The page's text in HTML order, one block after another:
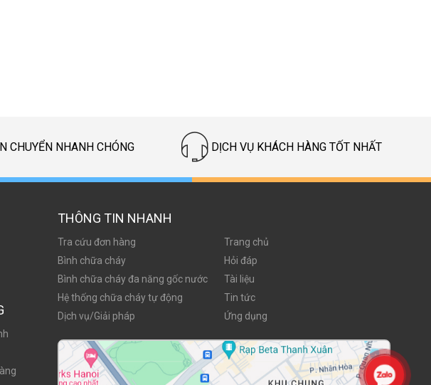
CHUYỂN NHANH CHÓNG DỊCH VỤ KHÁCH HÀNG TỐT NHẤT
THÔNG TIN NHANH
Tra cứu đơn hàng
Trang chủ
Bình chữa cháy
Hỏi đáp
Bình chữa cháy đa năng gốc nước
Tài liệu
Hệ thống chữa cháy tự động
Tin tức
Dịch vụ/Giải pháp
Ứng dụng